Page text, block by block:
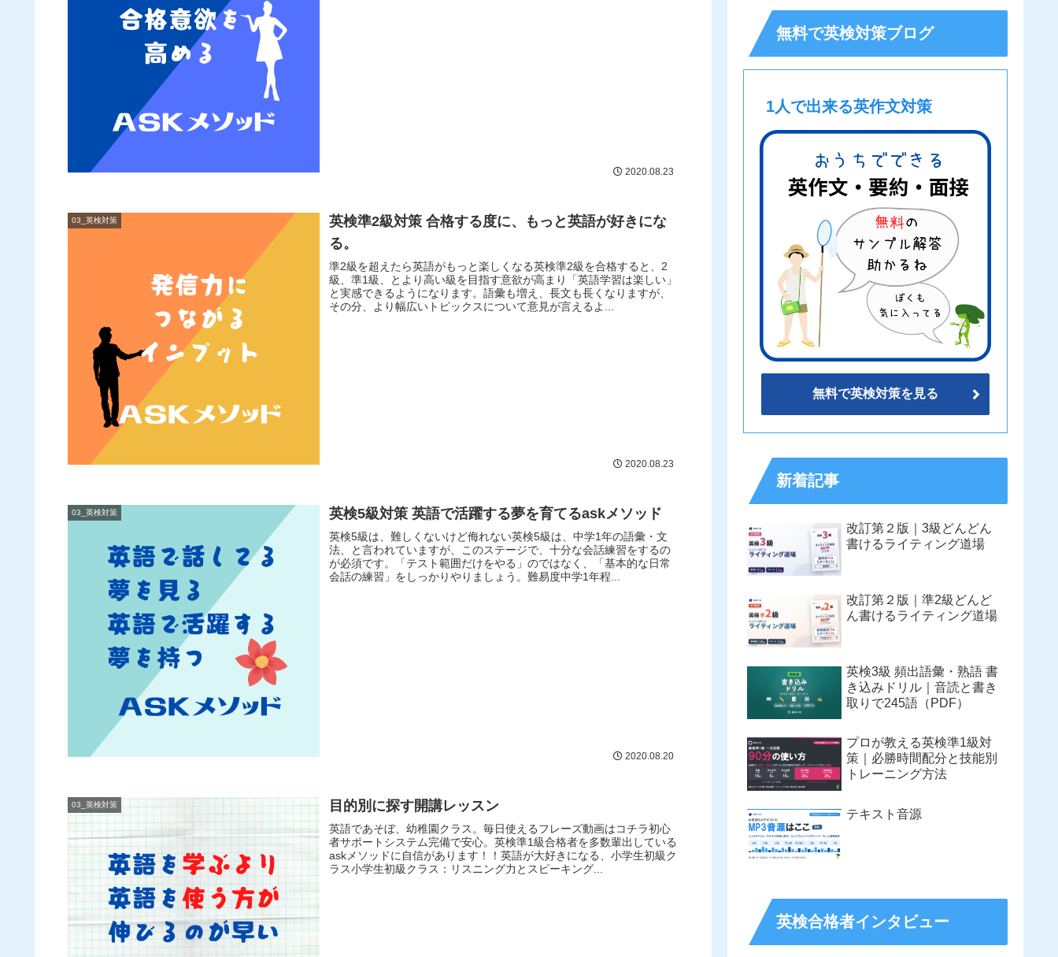
2020.08.23
03_英検対策
英検準2級対策 合格する度に、もっと英語が好きにな
る。
準2級を超えたら英語がもっと楽しくなる英検準2級を合格すると、2
級、準1級、とより高い級を目指す意欲が高まり「英語学習は楽しい」
と実感できるようになります。語彙も増え、長文も長くなりますが、
その分、より幅広いトピックスについて意見が言えるよ...
2020.08.23
03_英検対策 英検5級対策 英語で活躍する夢を育てるaskメソッド
英検5級は、難しくないけど侮れない英検5級は、中学1年の語彙・文
法、と言われていますが、このステージで、十分な会話練習をするの
が必須です。「テスト範囲だけをやる」のではなく、「基本的な日常
会話の練習」をしっかりやりましょう。難易度中学1年程...
2020.08.20
03_英検対策 目的別に探す開講レッスン
英語であそぼ、幼稚園クラス。毎日使えるフレーズ動画はコチラ初心
者サポートシステム完備で安心。英検準1級合格者を多数輩出している
askメソッドに自信があります！！英語が大好きになる、小学生初級ク
ラス小学生初級クラス：リスニング力とスピーキング...
無料で英検対策ブログ
1人で出来る英作文対策
無料で英検対策を見る
新着記事
改訂第２版｜3級どんどん
書けるライティング道場
改訂第２版｜準2級どんど
ん書けるライティング道場
英検3級 頻出語彙・熟語 書
き込みドリル｜音読と書き
取りで245語（PDF）
プロが教える英検準1級対
策｜必勝時間配分と技能別
トレーニング方法
テキスト音源
英検合格者インタビュー